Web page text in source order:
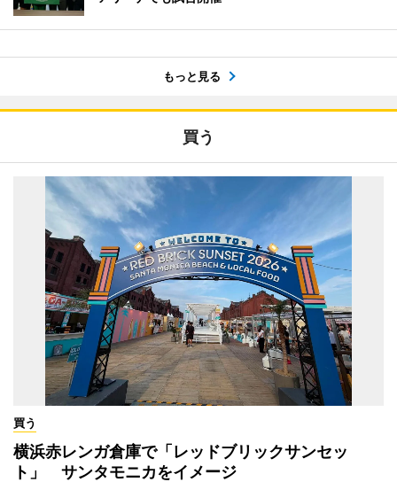
もっと見る
買う
買う
横浜赤レンガ倉庫で「レッドブリックサンセッ
ト」 サンタモニカをイメージ